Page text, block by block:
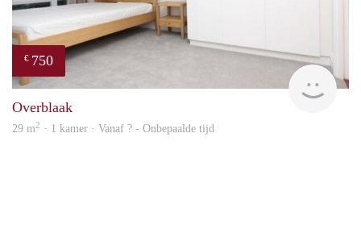
€ 750
Overblaak
29 m2 · 1 kamer · Vanaf ? - Onbepaalde tijd